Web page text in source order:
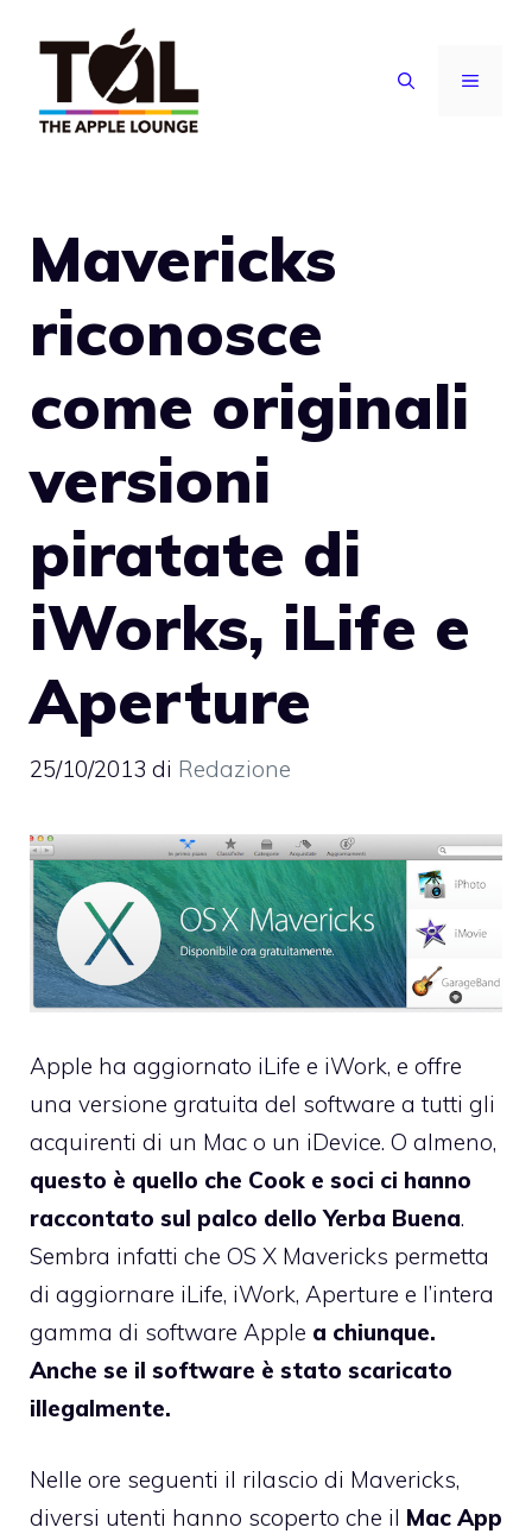
contenuto
MENU
Mavericks
riconosce
come originali
versioni
piratate di
iWorks, iLife e
Aperture
25/10/2013 di Redazione
Apple ha aggiornato iLife e iWork, e offre
una versione gratuita del software a tutti gli
acquirenti di un Mac o un iDevice. O almeno,
questo è quello che Cook e soci ci hanno
raccontato sul palco dello Yerba Buena.
Sembra infatti che OS X Mavericks permetta
di aggiornare iLife, iWork, Aperture e l’intera
gamma di software Apple a chiunque.
Anche se il software è stato scaricato
illegalmente.
Nelle ore seguenti il rilascio di Mavericks,
diversi utenti hanno scoperto che il Mac App